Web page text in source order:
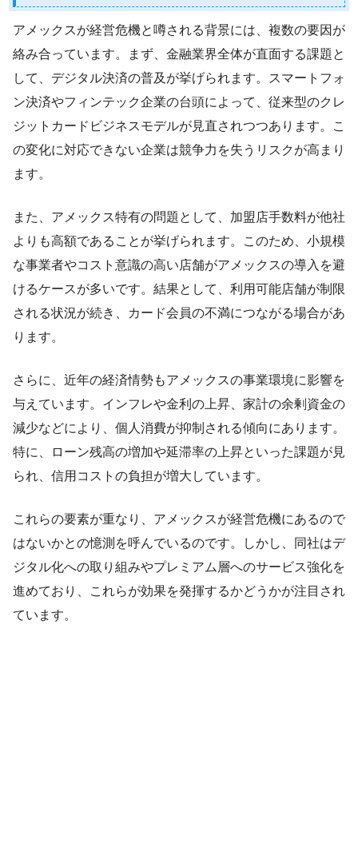
アメックスが経営危機と噂される背景には、複数の要因が
絡み合っています。まず、金融業界全体が直面する課題と
して、デジタル決済の普及が挙げられます。スマートフォ
ン決済やフィンテック企業の台頭によって、従来型のクレ
ジットカードビジネスモデルが見直されつつあります。こ
の変化に対応できない企業は競争力を失うリスクが高まり
ます。
また、アメックス特有の問題として、加盟店手数料が他社
よりも高額であることが挙げられます。このため、小規模
な事業者やコスト意識の高い店舗がアメックスの導入を避
けるケースが多いです。結果として、利用可能店舗が制限
される状況が続き、カード会員の不満につながる場合があ
ります。
さらに、近年の経済情勢もアメックスの事業環境に影響を
与えています。インフレや金利の上昇、家計の余剰資金の
減少などにより、個人消費が抑制される傾向にあります。
特に、ローン残高の増加や延滞率の上昇といった課題が見
られ、信用コストの負担が増大しています。
これらの要素が重なり、アメックスが経営危機にあるので
はないかとの憶測を呼んでいるのです。しかし、同社はデ
ジタル化への取り組みやプレミアム層へのサービス強化を
進めており、これらが効果を発揮するかどうかが注目され
ています。